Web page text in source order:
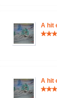
A hit
A hit